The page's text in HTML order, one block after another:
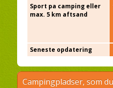
Sport pa camping eller
max. 5 km aftsand
Seneste opdatering
Campingpladser, som